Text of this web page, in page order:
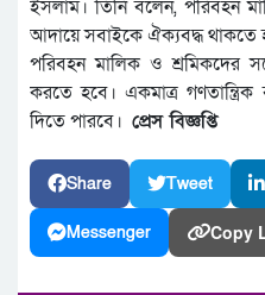
ইসলাম। তিনি বলেন, পরিবহন
আদায়ে সবাইকে ঐক্যবদ্ধ থাকতে
পরিবহন মালিক ও শ্রমিকদের
করতে হবে। একমাত্র গণতান্ত্রিক
দিতে পারবে। প্রেস বিজ্ঞপ্তি
Share Tweet
Messenger Copy